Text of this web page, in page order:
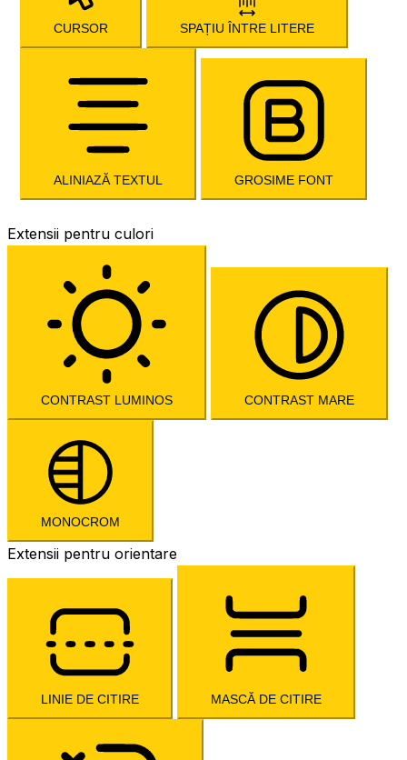
CURSOR SPAȚIU ÎNTRE LITERE
ALINIAZĂ TEXTUL GROSIME FONT
Extensii pentru culori
CONTRAST LUMINOS CONTRAST MARE
MONOCROM
Extensii pentru orientare
LINIE DE CITIRE MASCĂ DE CITIRE